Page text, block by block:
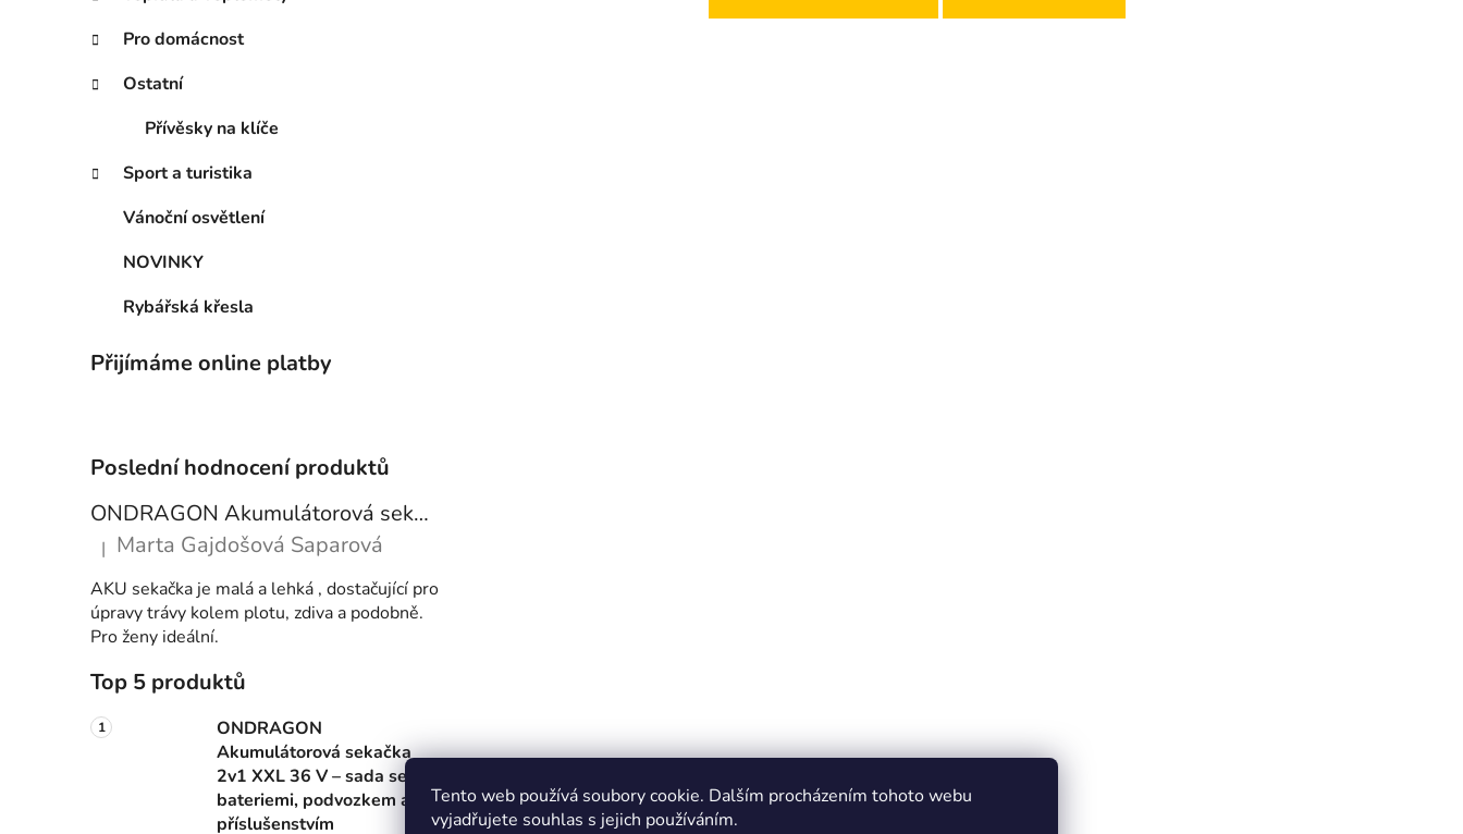
Tento web používá soubory cookie. Dalším procházením tohoto webu
vyjadřujete souhlas s jejich používáním.
í
a
l
Pro domácnost
Ostatní
Přívěsky na klíče
Sport a turistika
Vánoční osvětlení
NOVINKY
Rybářská křesla
Přijímáme online platby
Poslední hodnocení produktů
ONDRAGON Akumulátorová sekačka 2v1 XXL 36 V – sada se 2 bateriemi, podvozkem a příslušenstvím
Hodnocení produktu je 5 z 5 hvězdiček.
| Marta Gajdošová Saparová
AKU sekačka je malá a lehká , dostačující pro
úpravy trávy kolem plotu, zdiva a podobně.
Pro ženy ideální.
Top 5 produktů
ONDRAGON
Akumulátorová sekačka
2v1 XXL 36 V – sada se 2
bateriemi, podvozkem a
příslušenstvím